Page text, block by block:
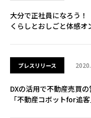
大分で正社員になろう！
くらしとおしごと体感オ
プレスリリース
DXの活用で不動産売買の
「不動産コボットfor追